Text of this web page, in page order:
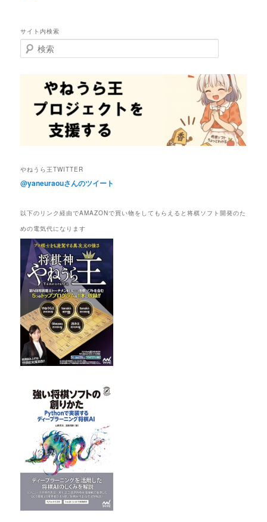
サイト内検索
検
索
やねうら王TWITTER
@yaneuraouさんのツイート
以下のリンク経由でAMAZONで買い物をしてもらえると将棋ソフト開発のた
めの電気代になります